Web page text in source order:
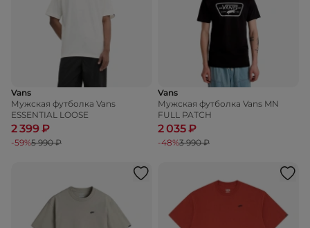
Vans
Мужская футболка Vans
ESSENTIAL LOOSE
2 399 ₽
-59%5 990 ₽
Vans
Мужская футболка Vans MN
FULL PATCH
2 035 ₽
-48%3 990 ₽